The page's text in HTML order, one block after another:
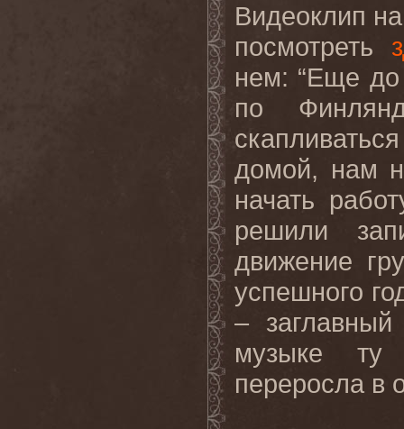
Видеоклип
посмотреть
нем: “Еще до
по
домой, нам
начать
решили
движение
успешного
–
музыке ту
переросла в